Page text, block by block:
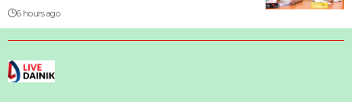
6 hours ago